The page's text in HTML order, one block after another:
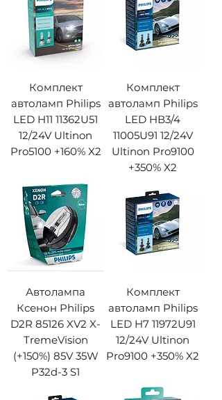
Комплект
автоламп Philips
LED H11 11362U51
12/24V Ultinon
Pro5100 +160% X2
Комплект
автоламп Philips
LED HВ3/4
11005U91 12/24V
Ultinon Pro9100
+350% X2
Автолампа
Ксенон Philips
D2R 85126 XV2 X-
TremeVision
(+150%) 85V 35W
P32d-3 S1
Комплект
автоламп Philips
LED H7 11972U91
12/24V Ultinon
Pro9100 +350% X2